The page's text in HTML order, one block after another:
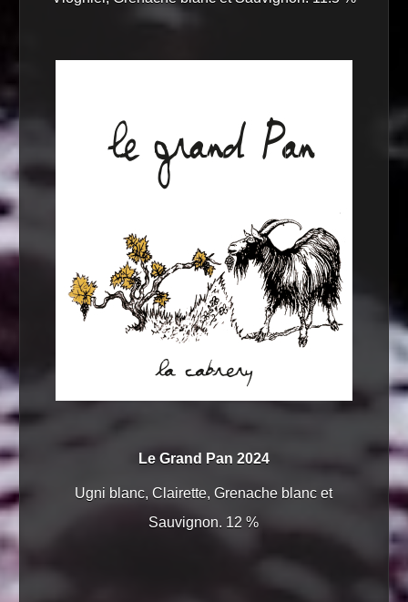
Le Grand Pan 2024
Ugni blanc, Clairette, Grenache blanc et
Sauvignon. 12 %